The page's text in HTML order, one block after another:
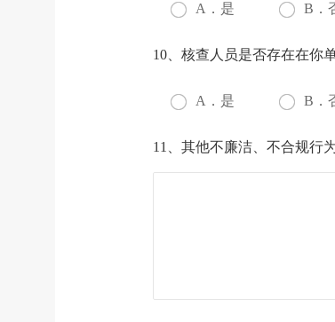
A．是 B．
10、核查人员是否存在在你
A．是 B．
11、其他不廉洁、不合规行